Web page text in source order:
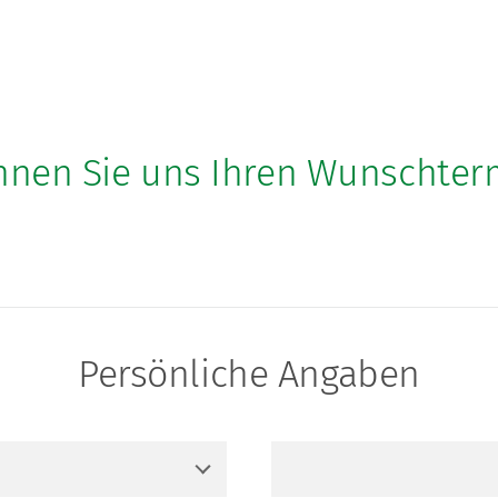
Sie uns Ihren
Persönliche Angaben